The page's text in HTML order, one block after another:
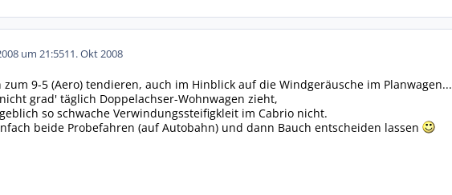
um 21:5511. Okt 2008
9-5 (Aero) tendieren, auch im Hinblick auf die Windgeräusche im Planwagen...
grad' täglich Doppelachser-Wohnwagen zieht,
so schwache Verwindungssteifigkleit im Cabrio nicht.
beide Probefahren (auf Autobahn) und dann Bauch entscheiden lassen